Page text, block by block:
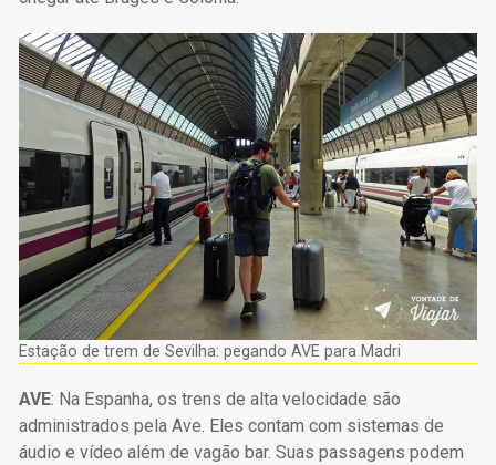
Estação de trem de Sevilha: pegando AVE para Madri
AVE: Na Espanha, os trens de alta velocidade são
administrados pela Ave. Eles contam com sistemas de
áudio e vídeo além de vagão bar. Suas passagens podem